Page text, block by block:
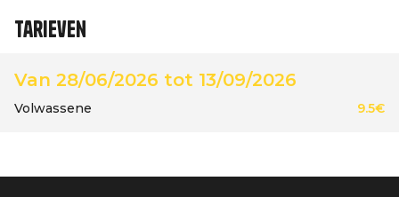
Tarieven
Van 28/06/2026 tot 13/09/2026
Volwassene 9.5€